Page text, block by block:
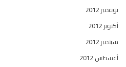
نوفمبر 2012
أكتوبر 2012
سبتمبر 2012
أغسطس 2012